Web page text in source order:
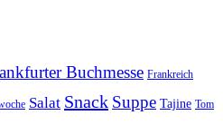
Buchmesse Frankreich
Salat Snack Suppe Tajine Tom